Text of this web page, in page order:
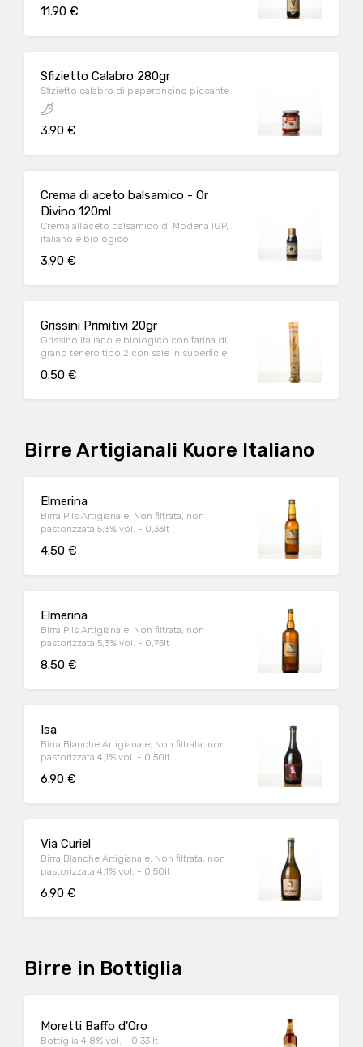
11.90 €
Sfizietto Calabro 280gr
Sfizietto calabro di peperoncino piccante
3.90 €
Crema di aceto balsamico - Or
Divino 120ml
Crema all'aceto balsamico di Modena IGP,
italiano e biologico
3.90 €
Grissini Primitivi 20gr
Grissino italiano e biologico con farina di
grano tenero tipo 2 con sale in superficie
0.50 €
Birre Artigianali Kuore Italiano
Elmerina
Birra Pils Artigianale, Non filtrata, non
pastorizzata 5,3% vol. - 0,33lt
4.50 €
Elmerina
Birra Pils Artigianale, Non filtrata, non
pastorizzata 5,3% vol. - 0,75lt
8.50 €
Isa
Birra Blanche Artigianale, Non filtrata, non
pastorizzata 4,1% vol. - 0,50lt
6.90 €
Via Curiel
Birra Blanche Artigianale, Non filtrata, non
pastorizzata 4,1% vol. - 0,50lt
6.90 €
Birre in Bottiglia
Moretti Baffo d'Oro
Bottiglia 4,8% vol. - 0,33 lt